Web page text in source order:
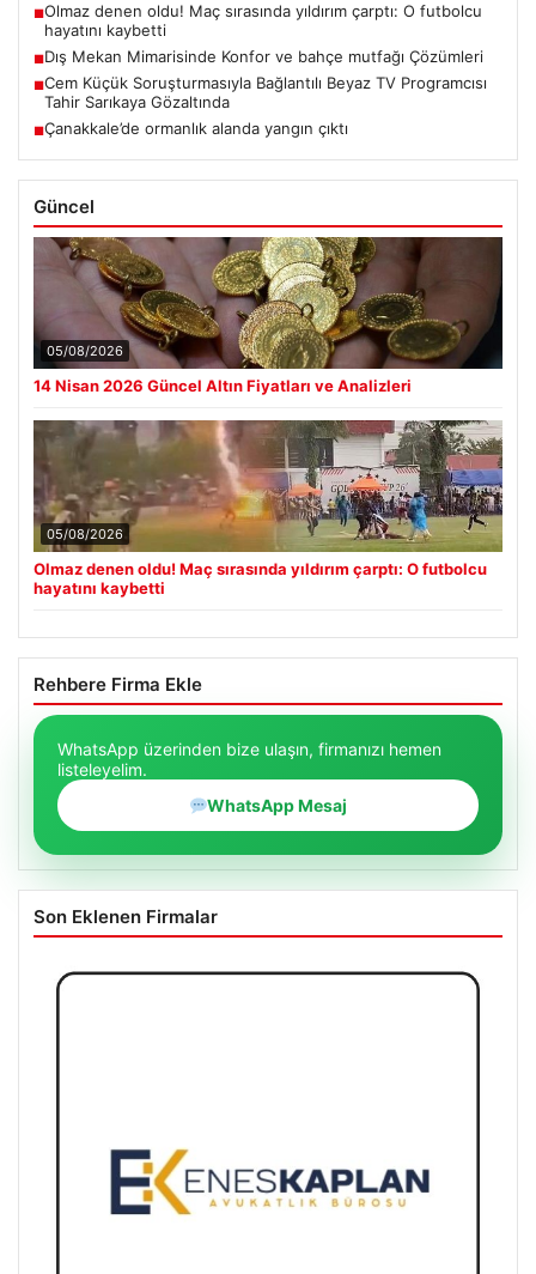
■Olmaz denen oldu! Maç sırasında yıldırım çarptı: O futbolcu
hayatını kaybetti
■Dış Mekan Mimarisinde Konfor ve bahçe mutfağı Çözümleri
■Cem Küçük Soruşturmasıyla Bağlantılı Beyaz TV Programcısı
Tahir Sarıkaya Gözaltında
■Çanakkale’de ormanlık alanda yangın çıktı
Güncel
05/08/2026
14 Nisan 2026 Güncel Altın Fiyatları ve Analizleri
05/08/2026
Olmaz denen oldu! Maç sırasında yıldırım çarptı: O futbolcu
hayatını kaybetti
Rehbere Firma Ekle
WhatsApp üzerinden bize ulaşın, firmanızı hemen
listeleyelim.
WhatsApp Mesaj
Son Eklenen Firmalar